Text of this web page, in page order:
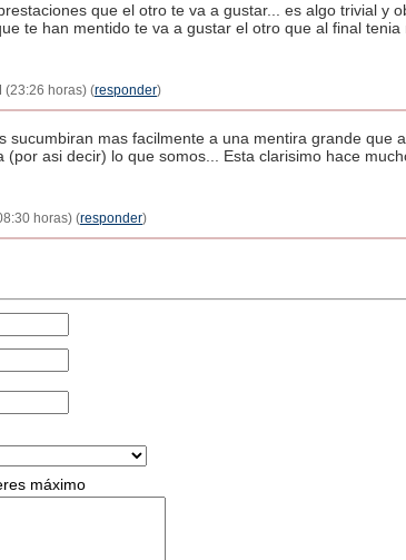
que el otro te va a gustar... es algo trivial y
te han mentido te va a gustar el otro que al final tenia
(23:26 horas) (responder)
sucumbiran mas facilmente a una mentira grande que
asi decir) lo que somos... Esta clarisimo hace
horas) (responder)
máximo